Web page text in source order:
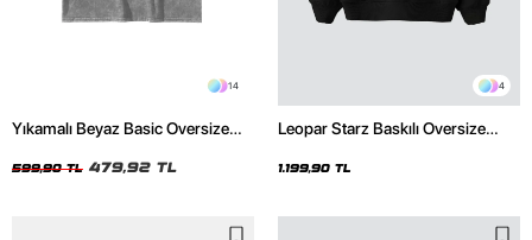
14
Yıkamalı Beyaz Basic Oversize
599,90 TL 479,92 TL
4
Leopar Starz Baskılı Oversize
1.199,90 TL